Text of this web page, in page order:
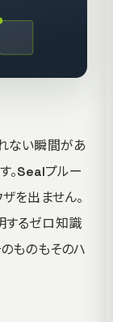
ない瞬間があ
。Sealプルー
を出ません。
するゼロ知識
ものもそのハ